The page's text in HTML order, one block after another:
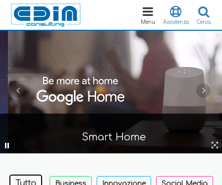
Cerca
Assistenza
Toggle
navigation
Menu
Smart Home